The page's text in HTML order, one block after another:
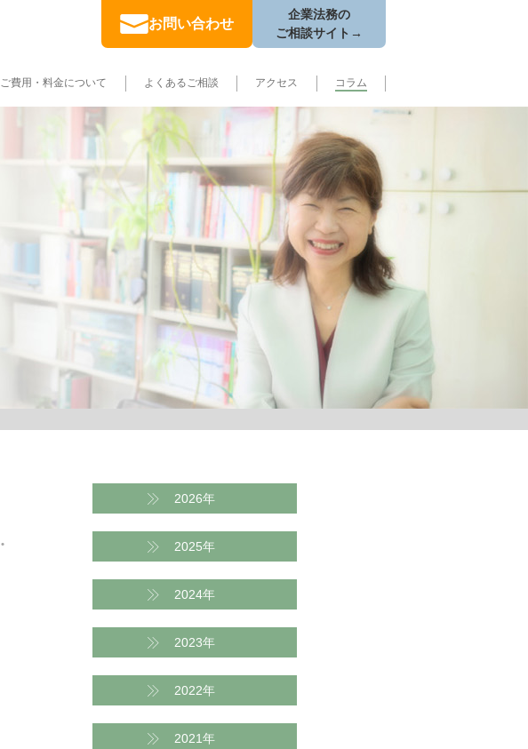
お問い合わせ
企業法務の
ご相談サイト→
ご費用・料金について よくあるご相談 アクセス コラム
2026年
2025年
2024年
2023年
2022年
2021年